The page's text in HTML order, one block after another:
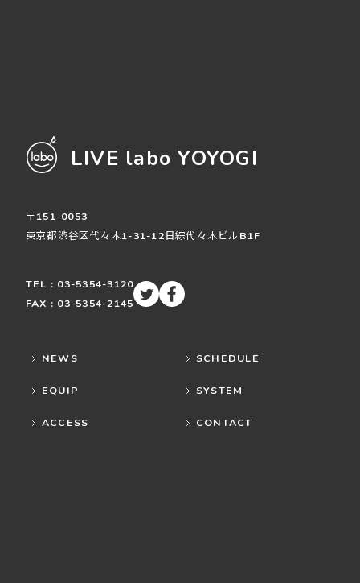
LIVE labo YOYOGI
〒151-0053
東京都渋谷区代々木1-31-12日綜代々木ビルB1F
TEL : 03-5354-3120
FAX : 03-5354-2145
NEWS SCHEDULE
EQUIP SYSTEM
ACCESS CONTACT